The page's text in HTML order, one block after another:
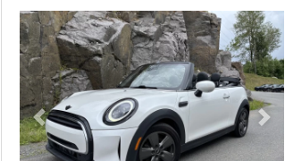
Previous Next